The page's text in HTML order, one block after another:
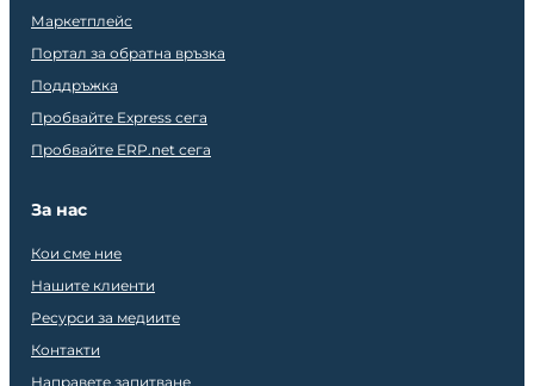
Маркетплейс
Портал за обратна връзка
Поддръжка
Пробвайте Express сега
Пробвайте ERP.net сега
За нас
Кои сме ние
Нашите клиенти
Ресурси за медиите
Контакти
Направете запитване